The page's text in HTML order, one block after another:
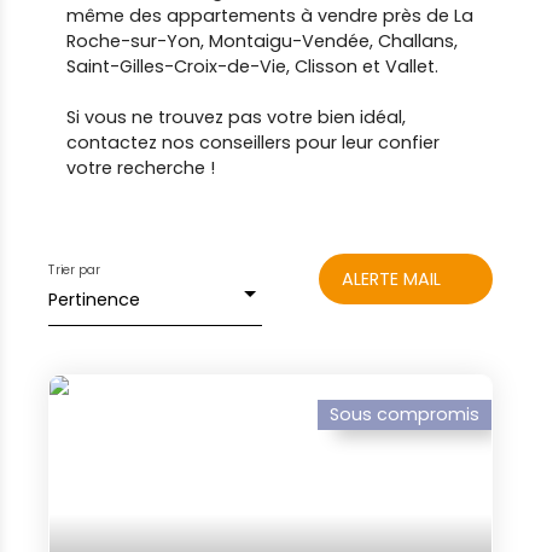
même des appartements à vendre près de La
Roche-sur-Yon, Montaigu-Vendée, Challans,
Saint-Gilles-Croix-de-Vie, Clisson et Vallet.
Si vous ne trouvez pas votre bien idéal,
contactez nos conseillers pour leur confier
votre recherche !
Pertinence
Trier par ALERTE MAIL
Sous compromis